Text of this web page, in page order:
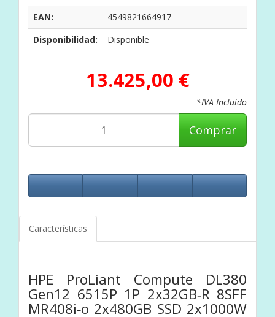
EAN:
4549821664917
Disponibilidad:
Disponible
13.425,00 €
*IVA Incluido
Comprar
Características
HPE ProLiant Compute DL380
Gen12 6515P 1P 2x32GB‑R 8SFF
MR408i‑o 2x480GB SSD 2x1000W